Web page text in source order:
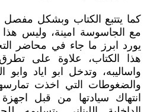
كما يتتبع الكتاب وبشكل
مع الجاسوسة امينة، وليس
يورد ابرز ما جاء في محاضر
هذا الكتاب، علاوة على تطرق
واساليبه، وتدخل ابو اياد
والضغوطات التي اخذت تمارسها
انتهاك سيادتها من قبل اجهزة